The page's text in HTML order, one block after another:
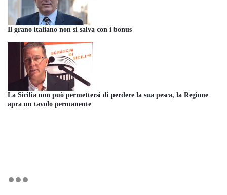
Il grano italiano non si salva con i bonus
La Sicilia non può permettersi di perdere la sua pesca, la Regione
apra un tavolo permanente